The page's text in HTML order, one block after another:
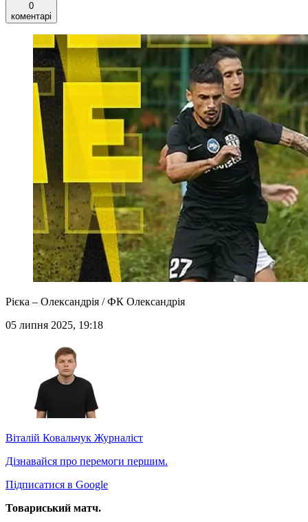
0
коментарі
Рієка – Олександрія / ФК Олександрія
05 липня 2025, 19:18
Віталій Ковальчук Журналіст
Дізнавайся про перемоги першим.
Підписатися в Google
Товариський матч.